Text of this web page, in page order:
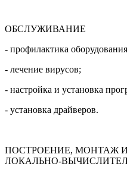
ОБСЛУЖИВАНИЕ
- профилактика
- лечение вирусов;
- настройка и установка
- установка драйверов.
ПОСТРОЕНИЕ, МОНТАЖ
ЛОКАЛЬНО-